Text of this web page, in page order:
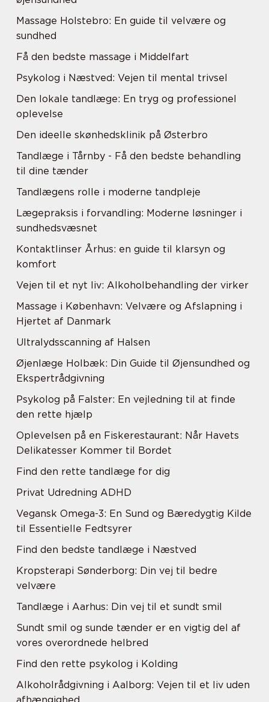
Massage Holstebro: En guide til velvære og
sundhed
Få den bedste massage i Middelfart
Psykolog i Næstved: Vejen til mental trivsel
Den lokale tandlæge: En tryg og professionel
oplevelse
Den ideelle skønhedsklinik på Østerbro
Tandlæge i Tårnby - Få den bedste behandling
til dine tænder
Tandlægens rolle i moderne tandpleje
Lægepraksis i forvandling: Moderne løsninger i
sundhedsvæsnet
Kontaktlinser Århus: en guide til klarsyn og
komfort
Vejen til et nyt liv: Alkoholbehandling der virker
Massage i København: Velvære og Afslapning i
Hjertet af Danmark
Ultralydsscanning af Halsen
Øjenlæge Holbæk: Din Guide til Øjensundhed og
Ekspertrådgivning
Psykolog på Falster: En vejledning til at finde
den rette hjælp
Oplevelsen på en Fiskerestaurant: Når Havets
Delikatesser Kommer til Bordet
Find den rette tandlæge for dig
Privat Udredning ADHD
Vegansk Omega-3: En Sund og Bæredygtig Kilde
til Essentielle Fedtsyrer
Find den bedste tandlæge i Næstved
Kropsterapi Sønderborg: Din vej til bedre
velvære
Tandlæge i Aarhus: Din vej til et sundt smil
Sundt smil og sunde tænder er en vigtig del af
vores overordnede helbred
Find den rette psykolog i Kolding
Alkoholrådgivning i Aalborg: Vejen til et liv uden